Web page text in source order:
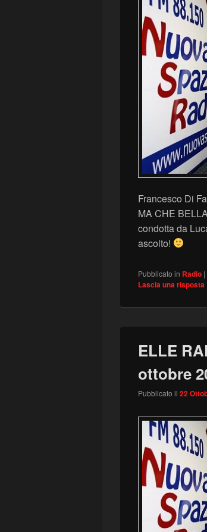
Francesco Di
MA CHE
condotta da
ascolto!
Pubblicato in Radio |
Lascia una risposta
ELLE
ottobre
Pubblicato il 22